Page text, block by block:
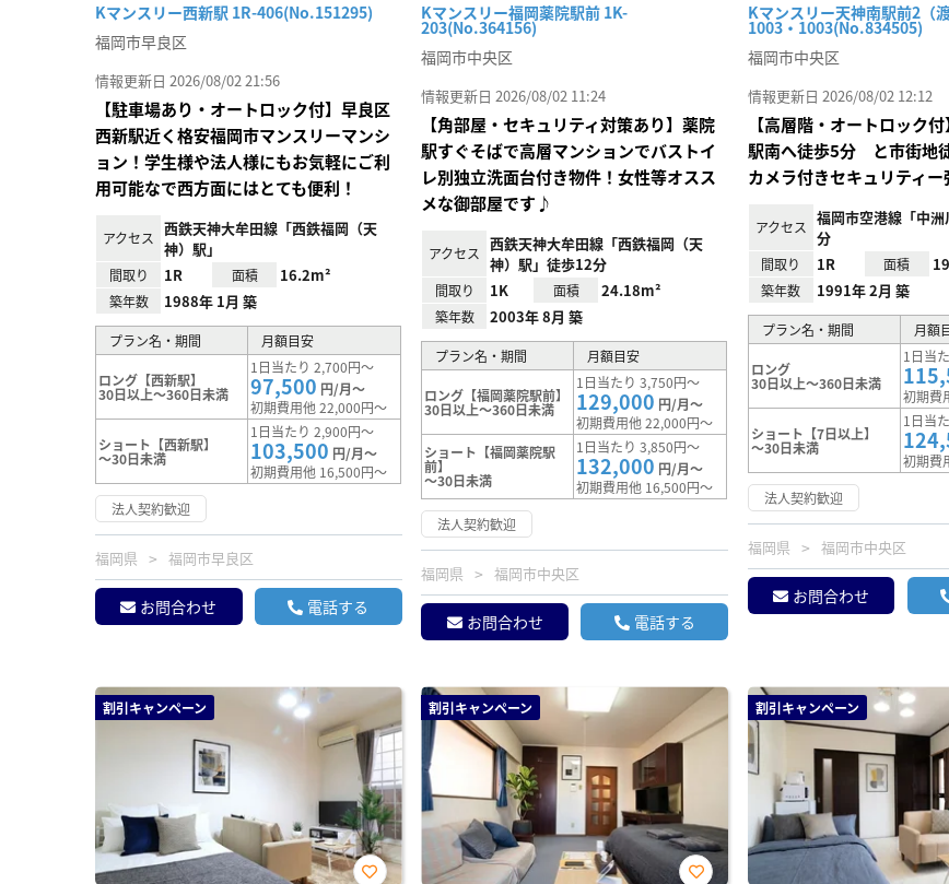
Kマンスリー西新駅 1R-406(No.151295)
福岡市早良区
情報更新日 2026/08/02 21:56
【駐車場あり・オートロック付】早良区
西新駅近く格安福岡市マンスリーマンシ
ョン！学生様や法人様にもお気軽にご利
用可能なで西方面にはとても便利！
アクセス
西鉄天神大牟田線「西鉄福岡（天
神）駅」
間取り 1R 面積 16.2m²
築年数 1988年 1月 築
プラン名・期間 月額目安
ロング【西新駅】
30日以上～360日未満
1日当たり 2,700円～
97,500 円/月～
初期費用他 22,000円～
ショート【西新駅】
～30日未満
1日当たり 2,900円～
103,500 円/月～
初期費用他 16,500円～
法人契約歓迎
福岡県 福岡市早良区
お問合わせ 電話する
Kマンスリー福岡薬院駅前 1K-
203(No.364156)
福岡市中央区
情報更新日 2026/08/02 11:24
【角部屋・セキュリティ対策あり】薬院
駅すぐそばで高層マンションでバストイ
レ別独立洗面台付き物件！女性等オスス
メな御部屋です♪
アクセス
西鉄天神大牟田線「西鉄福岡（天
神）駅」徒歩12分
間取り 1K 面積 24.18m²
築年数 2003年 8月 築
プラン名・期間 月額目安
ロング【福岡薬院駅前】
30日以上～360日未満
1日当たり 3,750円～
129,000 円/月～
初期費用他 22,000円～
ショート【福岡薬院駅
前】
～30日未満
1日当たり 3,850円～
132,000 円/月～
初期費用他 16,500円～
法人契約歓迎
福岡県 福岡市中央区
お問合わせ 電話する
Kマンスリー天神南駅前2（
1003・1003(No.834505)
福岡市中央区
情報更新日 2026/08/02 12:12
【高層階・オートロック
駅南へ徒歩5分 と市街地
カメラ付きセキュリティー
アクセス
福岡市空港線「中
分
間取り 1R 面積
築年数 1991年 2月 築
プラン名・期間 月額
ロング
30日以上～360日未満
1日当
初期費
ショート【7日以上】
～30日未満
1日当
初期費
法人契約歓迎
福岡県 福岡市中央区
お問合わせ
割引キャンペーン 割引キャンペーン 割引キャンペーン